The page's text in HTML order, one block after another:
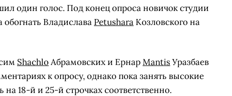
один голос. Под конец опроса новичок студии
Владислава Petushara Козловского на
ShachloАбрамовских и ЕрнарMantisУразбаев
к опросу, однако пока занять высокие
18-й и 25-й строчках соответственно.